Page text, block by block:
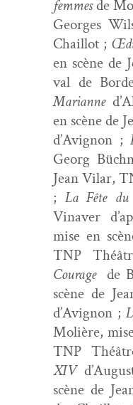
femmesde
Georges
Chail­lot ;
en scène de
val de
Mar­i­anne
en scène de
d’Avignon ;
Georg
Jean Vilar,
; La Fête du
Vinaver
mise en
TNP
Courage de
scène de
d’Avignon ;
Molière, mise
TNP
XIV
scène de